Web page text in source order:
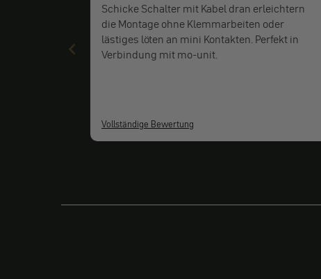
Schicke Schalter mit Kabel dran erleichtern
die Montage ohne Klemmarbeiten oder
lästiges löten an mini Kontakten. Perfekt in
Verbindung mit mo-unit.
Vollständige Bewertung